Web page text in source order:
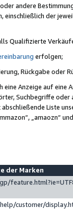
andere
der
Qualifizierte
erfolgen;
Rückgabe oder
Anzeige auf
Suchbegriffe
Liste
„amaozn“
der Marken
customer/